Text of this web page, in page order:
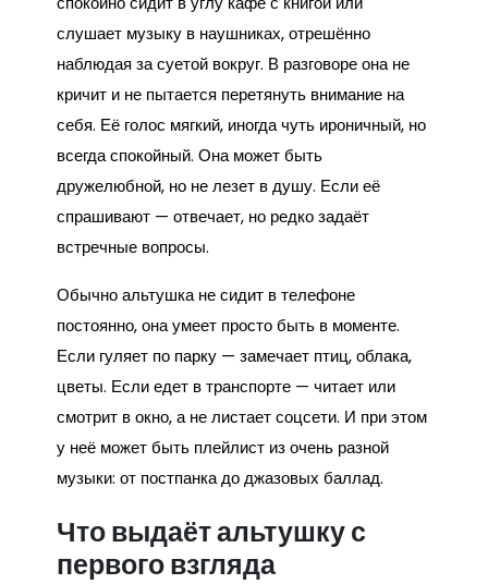
слушает музыку в наушниках, отрешённо
наблюдая за суетой вокруг. В разговоре она не
кричит и не пытается перетянуть внимание на
себя. Её голос мягкий, иногда чуть ироничный, но
всегда спокойный. Она может быть
дружелюбной, но не лезет в душу. Если её
спрашивают — отвечает, но редко задаёт
встречные вопросы.
Обычно альтушка не сидит в телефоне
постоянно, она умеет просто быть в моменте.
Если гуляет по парку — замечает птиц, облака,
цветы. Если едет в транспорте — читает или
смотрит в окно, а не листает соцсети. И при этом
у неё может быть плейлист из очень разной
музыки: от постпанка до джазовых баллад.
Что выдаёт альтушку с
первого взгляда